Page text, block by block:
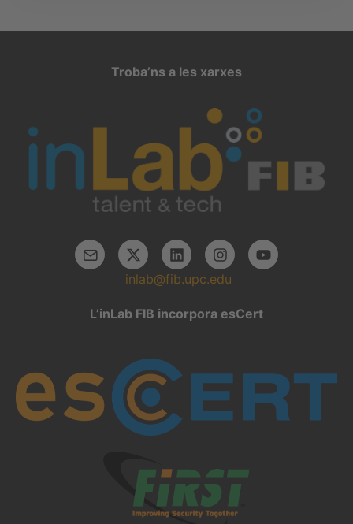
Troba’ns a les xarxes
inlab@fib.upc.edu
L’inLab FIB incorpora esCert